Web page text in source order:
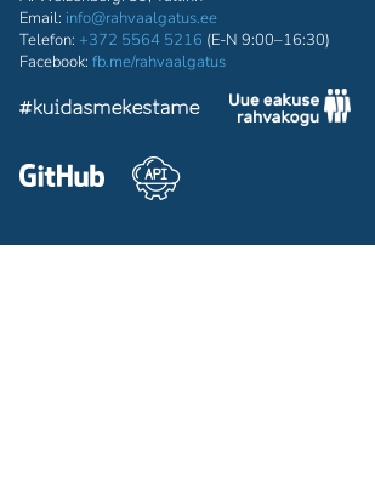
Email: info@rahvaalgatus.ee
Telefon: +372 5564 5216 (E-N 9:00–16:30)
Facebook: fb.me/rahvaalgatus